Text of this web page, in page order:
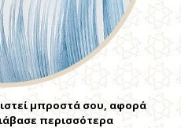
μπροστά σου, αφορά
περισσότερα